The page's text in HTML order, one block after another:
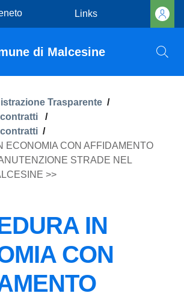
Links
di Malcesine
Trasparente /
/
/
ECONOMIA CON AFFIDAMENTO
STRADE NEL
>>
IN
CON